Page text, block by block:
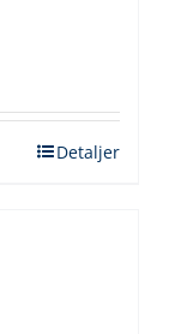
Detaljer